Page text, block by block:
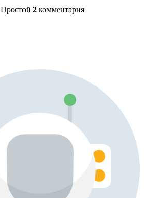
Простой 2 комментария